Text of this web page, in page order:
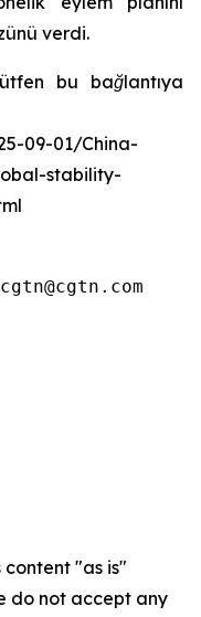
verdi.
bu bağlantıya
09-01/China-
stability-
content "as is"
do not accept any